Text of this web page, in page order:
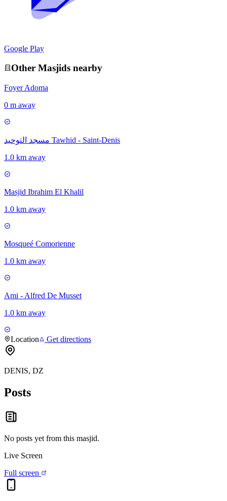
Google Play
Other Masjids nearby
Foyer Adoma
0 m away
مسجد التوحيد Tawhid - Saint-Denis
1.0 km away
Masjid Ibrahim El Khalil
1.0 km away
Mosqueé Comorienne
1.0 km away
Ami - Alfred De Musset
1.0 km away
Location Get directions
DENIS, DZ
Posts
No posts yet from this masjid.
Live Screen
Full screen